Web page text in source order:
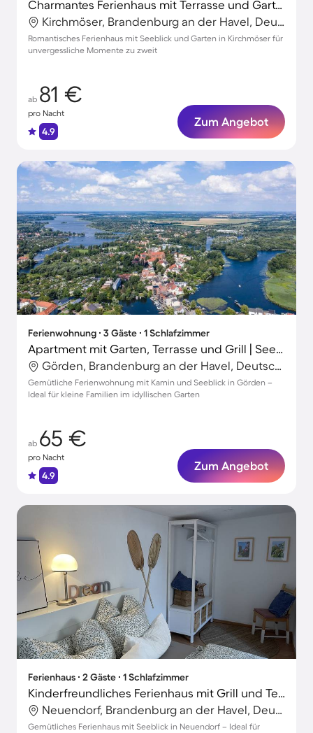
Charmantes Ferienhaus mit Terrasse und Garten | Seeblick
Kirchmöser, Brandenburg an der Havel, Deutschland
Romantisches Ferienhaus mit Seeblick und Garten in Kirchmöser für
unvergessliche Momente zu zweit
ab 81 €
pro Nacht
4.9
Zum Angebot
Ferienwohnung ∙ 3 Gäste ∙ 1 Schlafzimmer
Apartment mit Garten, Terrasse und Grill | Seeblick
Görden, Brandenburg an der Havel, Deutschland
Gemütliche Ferienwohnung mit Kamin und Seeblick in Görden –
Ideal für kleine Familien im idyllischen Garten
ab 65 €
pro Nacht
4.9
Zum Angebot
Ferienhaus ∙ 2 Gäste ∙ 1 Schlafzimmer
Kinderfreundliches Ferienhaus mit Grill und Terrasse | Seeblick
Neuendorf, Brandenburg an der Havel, Deutschland
Gemütliches Ferienhaus mit Seeblick in Neuendorf – Ideal für